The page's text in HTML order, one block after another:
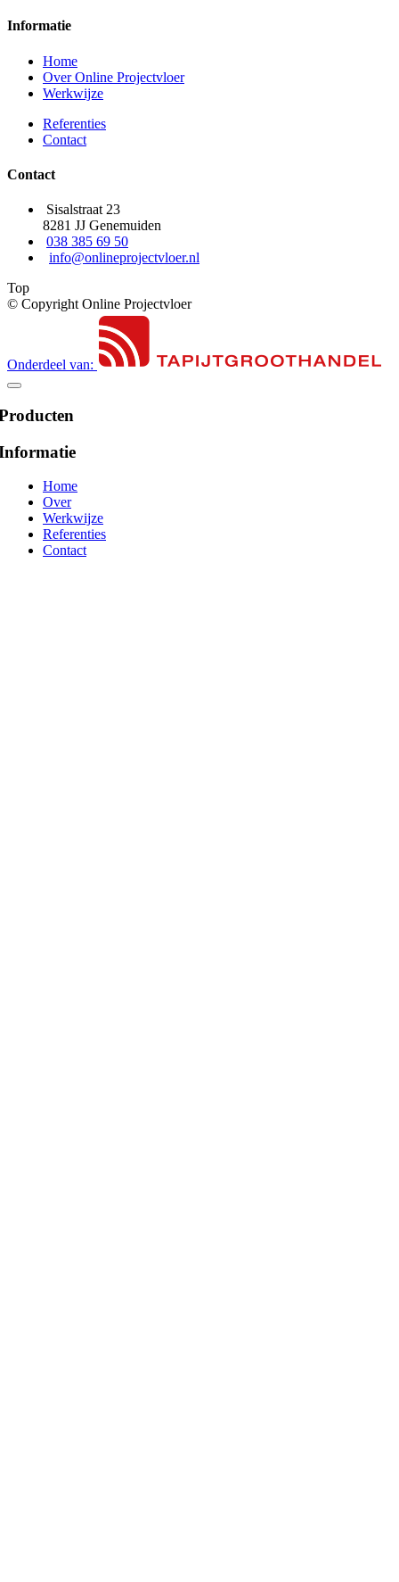
Informatie
Home
Over Online Projectvloer
Werkwijze
Referenties
Contact
Contact
Sisalstraat 23
8281 JJ Genemuiden
038 385 69 50
info@onlineprojectvloer.nl
Top
© Copyright Online Projectvloer
Onderdeel van:
Home
Over
Werkwijze
Referenties
Contact